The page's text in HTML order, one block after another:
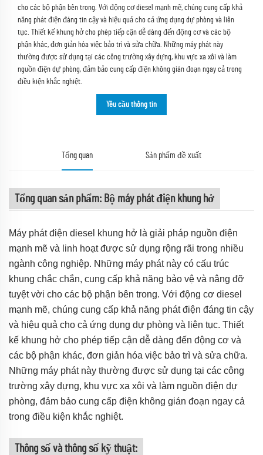
cho các bộ phận bên trong. Với động cơ diesel mạnh mẽ, chúng cung cấp khả
năng phát điện đáng tin cậy và hiệu quả cho cả ứng dụng dự phòng và liên
tục. Thiết kế khung hở cho phép tiếp cận dễ dàng đến động cơ và các bộ
phận khác, đơn giản hóa việc bảo trì và sửa chữa. Những máy phát này
thường được sử dụng tại các công trường xây dựng, khu vực xa xôi và làm
nguồn điện dự phòng, đảm bảo cung cấp điện không gián đoạn ngay cả trong
điều kiện khắc nghiệt.
Yêu cầu thông tin
Tổng quan Sản phẩm đề xuất
Tổng quan sản phẩm: Bộ máy phát điện khung hở
Máy phát điện diesel khung hở là giải pháp nguồn điện
mạnh mẽ và linh hoạt được sử dụng rộng rãi trong nhiều
ngành công nghiệp. Những máy phát này có cấu trúc
khung chắc chắn, cung cấp khả năng bảo vệ và nâng đỡ
tuyệt vời cho các bộ phận bên trong. Với động cơ diesel
mạnh mẽ, chúng cung cấp khả năng phát điện đáng tin cậy
và hiệu quả cho cả ứng dụng dự phòng và liên tục. Thiết
kế khung hở cho phép tiếp cận dễ dàng đến động cơ và
các bộ phận khác, đơn giản hóa việc bảo trì và sửa chữa.
Những máy phát này thường được sử dụng tại các công
trường xây dựng, khu vực xa xôi và làm nguồn điện dự
phòng, đảm bảo cung cấp điện không gián đoạn ngay cả
trong điều kiện khắc nghiệt.
Thông số và thông số kỹ thuật: